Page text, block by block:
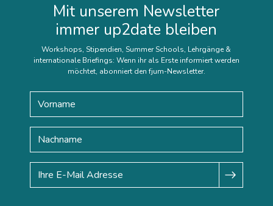
Mit unserem Newsletter
immer up2date bleiben
Workshops, Stipendien, Summer Schools, Lehrgänge &
internationale Briefings: Wenn ihr als Erste informiert werden
möchtet, abonniert den fjum-Newsletter.